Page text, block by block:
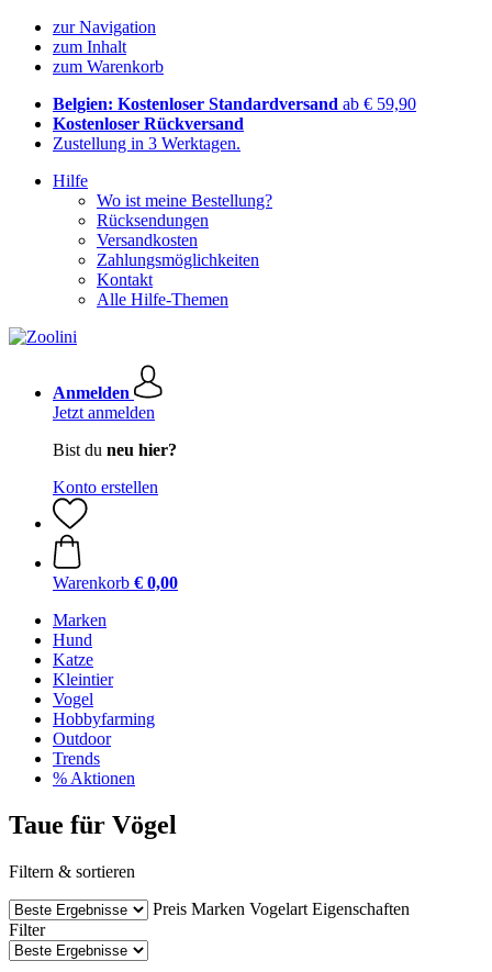
zur Navigation
zum Inhalt
zum Warenkorb
Belgien: Kostenloser Standardversand ab € 59,90
Kostenloser Rückversand
Zustellung in 3 Werktagen.
Hilfe
Wo ist meine Bestellung?
Rücksendungen
Versandkosten
Zahlungsmöglichkeiten
Kontakt
Alle Hilfe-Themen
Anmelden
Jetzt anmelden
Bist du neu hier?
Konto erstellen
Warenkorb € 0,00
Marken
Hund
Katze
Kleintier
Vogel
Hobbyfarming
Outdoor
Trends
% Aktionen
Taue für Vögel
Filtern & sortieren
Preis Marken Vogelart Eigenschaften
Filter